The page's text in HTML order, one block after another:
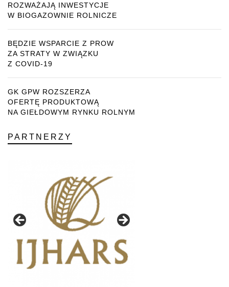
ROZWAŻAJĄ INWESTYCJE
W BIOGAZOWNIE ROLNICZE
BĘDZIE WSPARCIE Z PROW
ZA STRATY W ZWIĄZKU
Z COVID-19
GK GPW ROZSZERZA
OFERTĘ PRODUKTOWĄ
NA GIEŁDOWYM RYNKU ROLNYM
PARTNERZY